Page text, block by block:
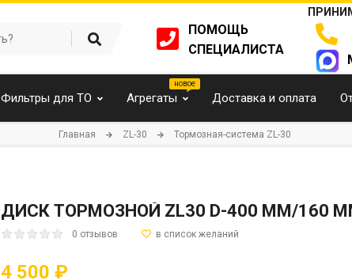
ПОМОЩЬ
СПЕЦИАЛИСТА
Фильтры для ТО Агрегаты Доставка и оплата
Главная ZL-30 Тормозная-система ZL-30
ДИСК ТОРМОЗНОЙ ZL30 D-400 ММ/160
0 отзывов
4 500 ₽